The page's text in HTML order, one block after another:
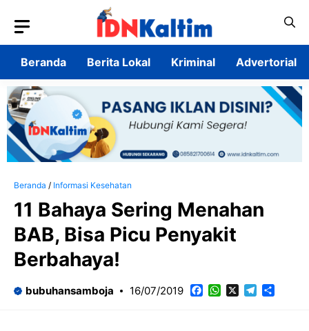
isi
Beranda
Berita Lokal Kriminal Advertorial
Beranda / Informasi Kesehatan
11 Bahaya Sering Menahan
BAB, Bisa Picu Penyakit
Berbahaya!
bubuhansamboja 16/07/2019 Facebook
WhatsAppTelegram